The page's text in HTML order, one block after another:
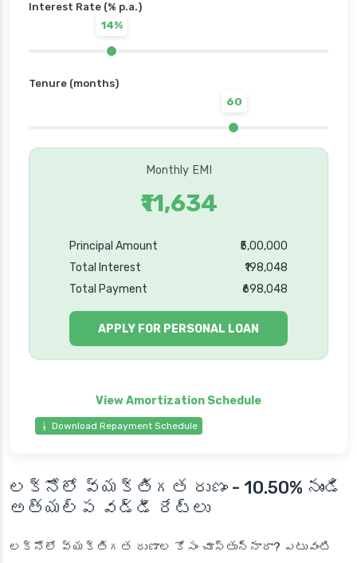
Interest Rate (% p.a.)
14%
Tenure (months)
60
Monthly EMI
₹11,634
Principal Amount
₹5,00,000
Total Interest
₹198,048
Total Payment
₹698,048
APPLY FOR PERSONAL LOAN
⭳ Download Repayment Schedule
లక్నోలో వ్యక్తిగత రుణం - 10.50% నుండి
అత్యల్ప వడ్డీ రేట్లు
లక్నోలో వ్యక్తిగత రుణాల కోసం చూస్తున్నారా? ఎటువంటి